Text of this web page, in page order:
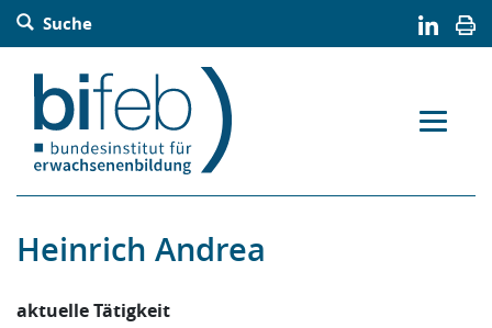
Barrierefreie Bedienung der Webseite:
Zur Navigation springen
Zur Suche springen
Zum Inhalt springen
Zur Sitemap springen
Zum Kontakt springen
Suche
Heinrich Andrea
aktuelle Tätigkeit